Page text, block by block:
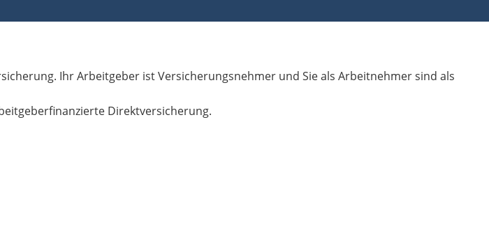
Ihr Arbeitgeber ist Versicherungsnehmer und Sie als Arbeitnehmer sind als
Direktversicherung.